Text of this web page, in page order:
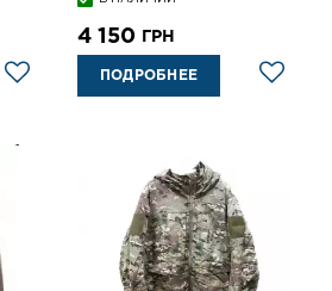
4 150 ГРН
ПОДРОБНЕЕ